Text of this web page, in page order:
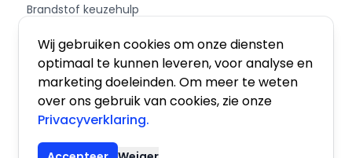
Wij gebruiken cookies om onze diensten
optimaal te kunnen leveren, voor analyse en
marketing doeleinden. Om meer te weten
over ons gebruik van cookies, zie onze
Privacyverklaring.
Brandstof keuzehulp
Schakel of automaat?
Private Leasen,
Financieren of Kopen?